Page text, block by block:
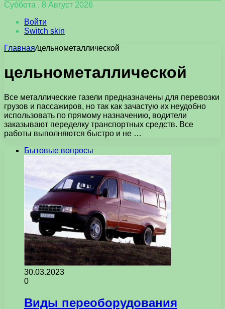
Суббота , 8 Август 2026
Войти
Switch skin
Главная/цельнометаллической
цельнометаллической
Все металлические газели предназначены для перевозки
грузов и пассажиров, но так как зачастую их неудобно
использовать по прямому назначению, водители
заказывают переделку транспортных средств. Все
работы выполняются быстро и не …
Бытовые вопросы
30.03.2023
0
Виды переоборудования